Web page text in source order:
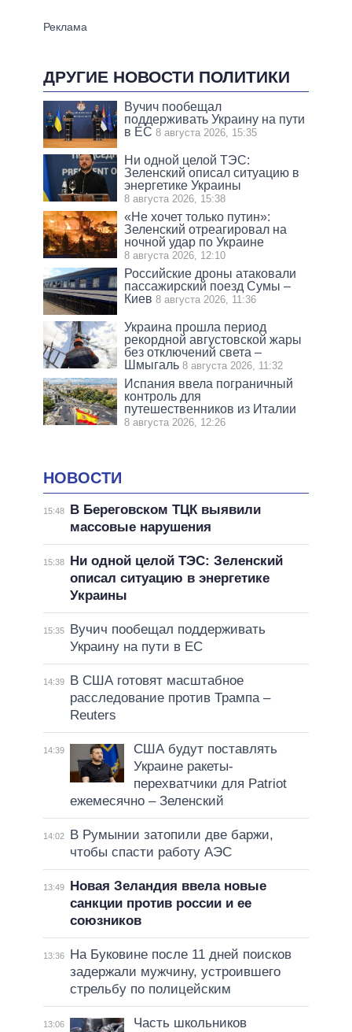
ДРУГИЕ НОВОСТИ ПОЛИТИКИ
Вучич пообещал
поддерживать Украину на пути
в ЕС 8 августа 2026, 15:35
Ни одной целой ТЭС:
Зеленский описал ситуацию в
энергетике Украины
8 августа 2026, 15:38
«Не хочет только путин»:
Зеленский отреагировал на
ночной удар по Украине
8 августа 2026, 12:10
Российские дроны атаковали
пассажирский поезд Сумы –
Киев 8 августа 2026, 11:36
Украина прошла период
рекордной августовской жары
без отключений света –
Шмыгаль 8 августа 2026, 11:32
Испания ввела пограничный
контроль для
путешественников из Италии
8 августа 2026, 12:26
НОВОСТИ
15:48
В Береговском ТЦК выявили
массовые нарушения
15:38
Ни одной целой ТЭС: Зеленский
описал ситуацию в энергетике
Украины
15:35
Вучич пообещал поддерживать
Украину на пути в ЕС
14:39
В США готовят масштабное
расследование против Трампа –
Reuters
14:39
США будут поставлять
Украине ракеты-
перехватчики для Patriot
ежемесячно – Зеленский
14:02
В Румынии затопили две баржи,
чтобы спасти работу АЭС
13:49
Новая Зеландия ввела новые
санкции против россии и ее
союзников
13:36
На Буковине после 11 дней поисков
задержали мужчину, устроившего
стрельбу по полицейским
13:06
Часть школьников